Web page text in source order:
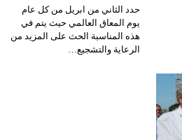
حدد الثاني من ابريل من كل عام
يوم المعاق العالمي حيث يتم في
هذه المناسبة الحث على المزيد من
الرعاية والتشجيع…